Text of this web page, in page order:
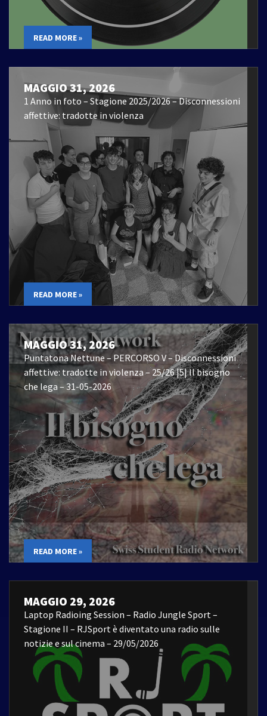
READ MORE »
MAGGIO 31, 2026
1 Anno in foto – Stagione 2025/2026 – Disconnessioni
affettive: tradotte in violenza
READ MORE »
MAGGIO 31, 2026
Puntatona Nettune – PERCORSO V – Disconnessioni
affettive: tradotte in violenza – 25/26 |5| Il bisogno
che lega – 31-05-2026
READ MORE »
MAGGIO 29, 2026
Laptop Radioing Session – Radio Jungle Sport –
Stagione II – RJSport è diventato una radio sulle
notizie e sul cinema – 29/05/2026